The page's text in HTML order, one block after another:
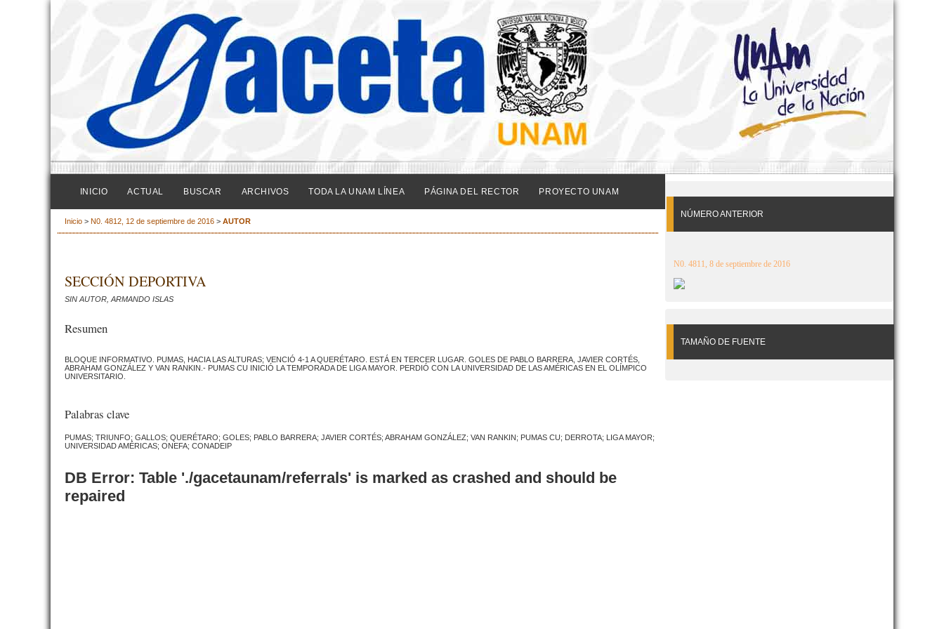
NÚMERO ANTERIOR
N0. 4811, 8 de septiembre de 2016
TAMAÑO DE FUENTE
INICIO ACTUAL BUSCAR ARCHIVOS TODA LA UNAM LÍNEA PÁGINA DEL RECTOR PROYECTO UNAM
Inicio > N0. 4812, 12 de septiembre de 2016 > AUTOR
SECCIÓN DEPORTIVA
SIN AUTOR, ARMANDO ISLAS
Resumen
BLOQUE INFORMATIVO. PUMAS, HACIA LAS ALTURAS; VENCIÓ 4-1 A QUERÉTARO. ESTÁ EN TERCER LUGAR. GOLES DE PABLO BARRERA, JAVIER CORTÉS,
ABRAHAM GONZÁLEZ Y VAN RANKIN.- PUMAS CU INICIÓ LA TEMPORADA DE LIGA MAYOR. PERDIÓ CON LA UNIVERSIDAD DE LAS AMÉRICAS EN EL OLÍMPICO
UNIVERSITARIO.
Palabras clave
PUMAS; TRIUNFO; GALLOS; QUERÉTARO; GOLES; PABLO BARRERA; JAVIER CORTÉS; ABRAHAM GONZÁLEZ; VAN RANKIN; PUMAS CU; DERROTA; LIGA MAYOR;
UNIVERSIDAD AMÉRICAS; ONEFA; CONADEIP
DB Error: Table './gacetaunam/referrals' is marked as crashed and should be
repaired